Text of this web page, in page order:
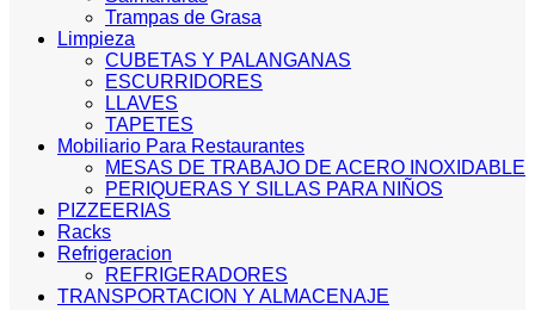
Trampas de Grasa
Limpieza
CUBETAS Y PALANGANAS
ESCURRIDORES
LLAVES
TAPETES
Mobiliario Para Restaurantes
MESAS DE TRABAJO DE ACERO INOXIDABLE
PERIQUERAS Y SILLAS PARA NIÑOS
PIZZEERIAS
Racks
Refrigeracion
REFRIGERADORES
TRANSPORTACION Y ALMACENAJE